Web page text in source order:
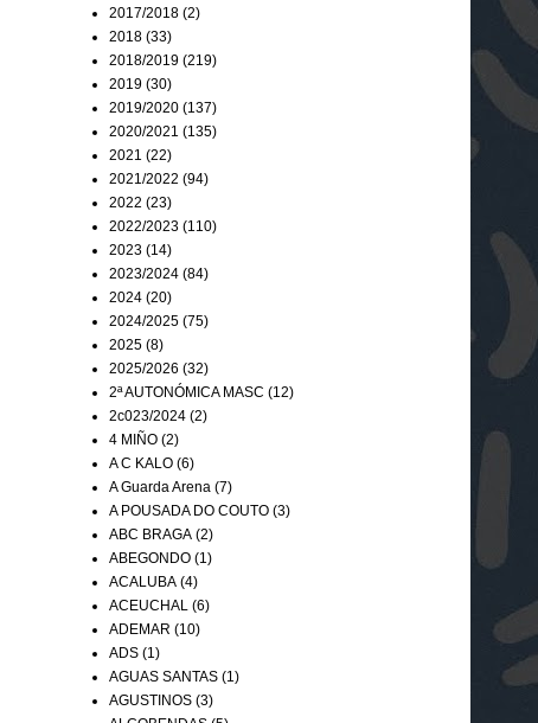
2017/2018 (2)
2018 (33)
2018/2019 (219)
2019 (30)
2019/2020 (137)
2020/2021 (135)
2021 (22)
2021/2022 (94)
2022 (23)
2022/2023 (110)
2023 (14)
2023/2024 (84)
2024 (20)
2024/2025 (75)
2025 (8)
2025/2026 (32)
2ª AUTONÓMICA MASC (12)
2c023/2024 (2)
4 MIÑO (2)
A C KALO (6)
A Guarda Arena (7)
A POUSADA DO COUTO (3)
ABC BRAGA (2)
ABEGONDO (1)
ACALUBA (4)
ACEUCHAL (6)
ADEMAR (10)
ADS (1)
AGUAS SANTAS (1)
AGUSTINOS (3)